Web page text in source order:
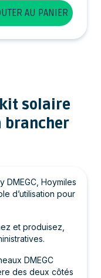
AU PANIER
solaire
brancher
DMEGC, Hoymiles
d’utilisation pour
et produisez,
DMEGC
des deux côtés